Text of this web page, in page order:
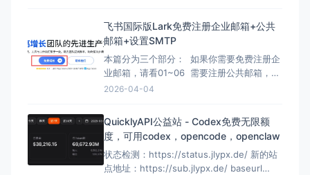
接接入 Claude Code 等工具，相当于白嫖一
个强力大模型，不管是日常轻量任务还是复
杂的代码、写作需求，都能搞定。
飞书国际版Lark免费注册企业邮箱+公共
邮箱+设置SMTP
本篇分为三个部分： 如果你需要免费注册企
业邮箱，请看01~06 需要注册公共邮箱，请
看07 需要设置SMTP，请看08~011 01注册
https://www.larksuite.com/ PS:用邮箱
注册，邮箱是你的个人邮箱例如G
2026-04-04
QuicklyAPI公益站 - Codex免费无限额
度，可用codex，opencode，openclaw
状态检测：https://status.jlypx.de/ 新的站
点地址：https://sub.jlypx.de/ baseurl